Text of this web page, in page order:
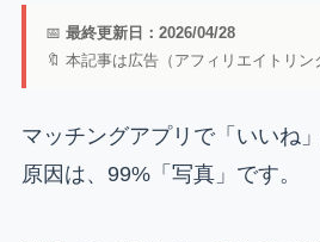
📅 最終更新日：2026/04/28
🔖 本記事は広告（アフィリエイトリン
マッチングアプリで「いいね
原因は、99%「写真」です。